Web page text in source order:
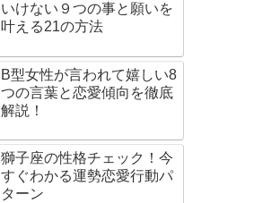
いけない９つの事と願いを
叶える21の方法
B型女性が言われて嬉しい8
つの言葉と恋愛傾向を徹底
解説！
獅子座の性格チェック！今
すぐわかる運勢恋愛行動パ
ターン